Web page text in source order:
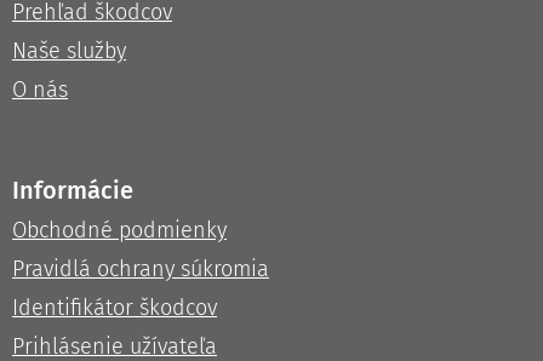
Prehľad škodcov
Naše služby
O nás
Informácie
Obchodné podmienky
Pravidlá ochrany súkromia
Identifikátor škodcov
Prihlásenie užívateľa